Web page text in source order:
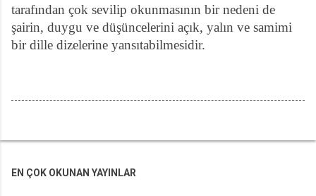
tarafından çok sevilip okunmasının bir nedeni de
şairin, duygu ve düşüncelerini açık, yalın ve samimi
bir dille dizelerine yansıtabilmesidir.
EN ÇOK OKUNAN YAYINLAR